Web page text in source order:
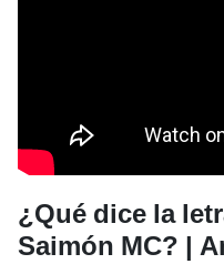
¿Qué dice la
Saimón MC? |